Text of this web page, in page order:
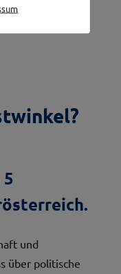
und
über politische